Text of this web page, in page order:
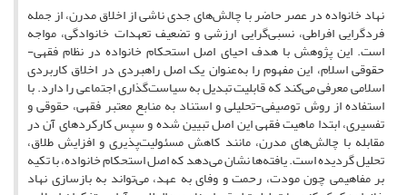
نهاد خانواده در عصر حاضر با چالش‌های جدی ناشی از اخلاق مدرن، از جمله
فردگرایی افراطی، نسبی‌گرایی ارزشی و تضعیف تعهدات خانوادگی، مواجه
است. این پژوهش با هدف احیای اصل استحکام خانواده در نظام فقهی-
حقوقی اسلام، این مفهوم را به‌عنوان یک اصل راهبردی در اخلاق کاربردی
اسلامی معرفی می‌کند که قابلیت تبدیل به سیاست‌گذاری اجتماعی را دارد. با
استفاده از روش توصیفی-تحلیلی و استناد به منابع معتبر فقهی، حقوقی و
تفسیری، ابتدا ماهیت فقهی این اصل تبیین شده و سپس کارکردهای آن در
مقابله با چالش‌های مدرن، مانند کاهش مسئولیت‌پذیری و افزایش طلاق،
تحلیل گردیده است. یافته‌ها نشان می‌دهد که اصل استحکام خانواده، با تکیه
بر مفاهیمی چون مودت، رحمت و وفای به عهد، می‌تواند به بازسازی نهاد